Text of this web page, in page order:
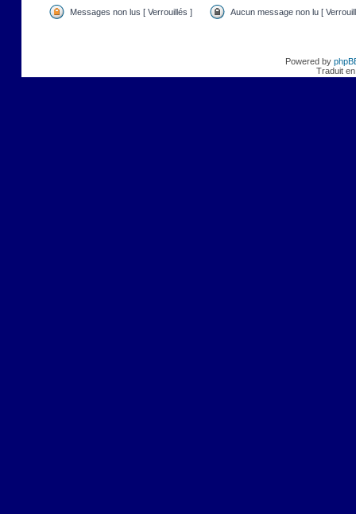
Messages non lus [ Verrouillés ] Aucun message non lu [
Powered by
Traduit